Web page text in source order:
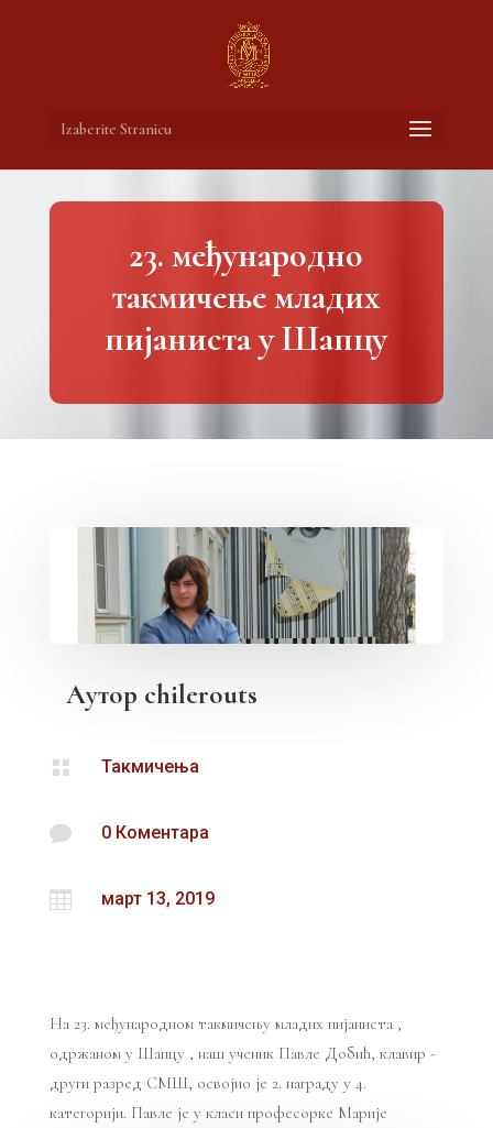
Izaberite Stranicu
23. међународно
такмичењe младих
пијаниста у Шапцу
Аутор chilerouts
 Такмичења
 0 Коментара
 март 13, 2019
На 23. међународном такмичењу младих пијаниста ,
одржаном у Шапцу , наш ученик Павле Добић, клавир -
други разред СМШ, освојио је 2. награду у 4.
категорији. Павле је у класи професорке Марије